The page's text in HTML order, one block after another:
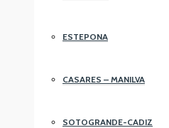
ESTEPONA
CASARES – MANILVA
SOTOGRANDE-CADIZ